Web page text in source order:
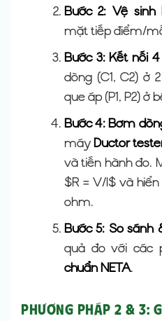
Bước 2: Vệ
mặt tiếp điểm/
Bước 3: Kết nối
dòng (C1, C2) ở
que áp (P1, P2) ở
Bước 4: Bơm
máy Ductor
và tiến hành đo.
$R = V/I$ và
ohm.
Bước 5: So sánh
quả đo với các
chuẩn NETA.
Phương Pháp 2 & 3: